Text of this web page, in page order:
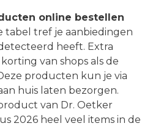
online bestellen
tabel tref je aanbiedingen
heeft. Extra
van shops als de
producten kun je via
huis laten bezorgen.
van Dr. Oetker
2026 heel veel items in de